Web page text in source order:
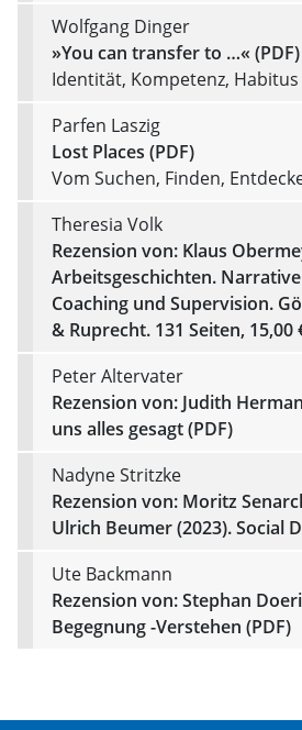
Wolfgang Dinger
»You can transfer to …« (PDF)
Identität, Kompetenz, Habitus
Parfen Laszig
Lost Places (PDF)
Vom Suchen, Finden,
Theresia Volk
Rezension von: Klaus
Arbeitsgeschichten.
Coaching und Supervision.
& Ruprecht. 131 Seiten, 15,00
Peter Altervater
Rezension von: Judith
uns alles gesagt (PDF)
Nadyne Stritzke
Rezension von: Moritz
Ulrich Beumer (2023). Social
Ute Backmann
Rezension von: Stephan
Begegnung -Verstehen (PDF)